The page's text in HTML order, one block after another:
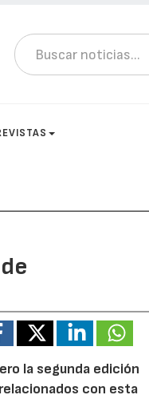
la segunda edición
con esta